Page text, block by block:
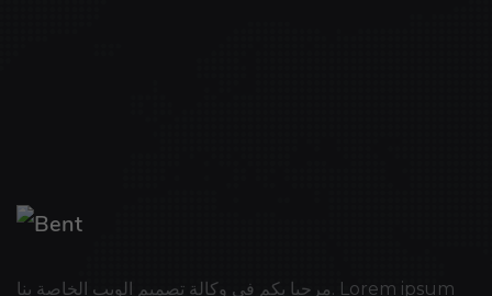
مرحبا بكم في وكالة تصميم الويب الخاصة بنا. Lorem ipsum